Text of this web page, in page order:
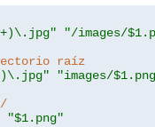
"/images/
raíz
"images/
"$1.png"